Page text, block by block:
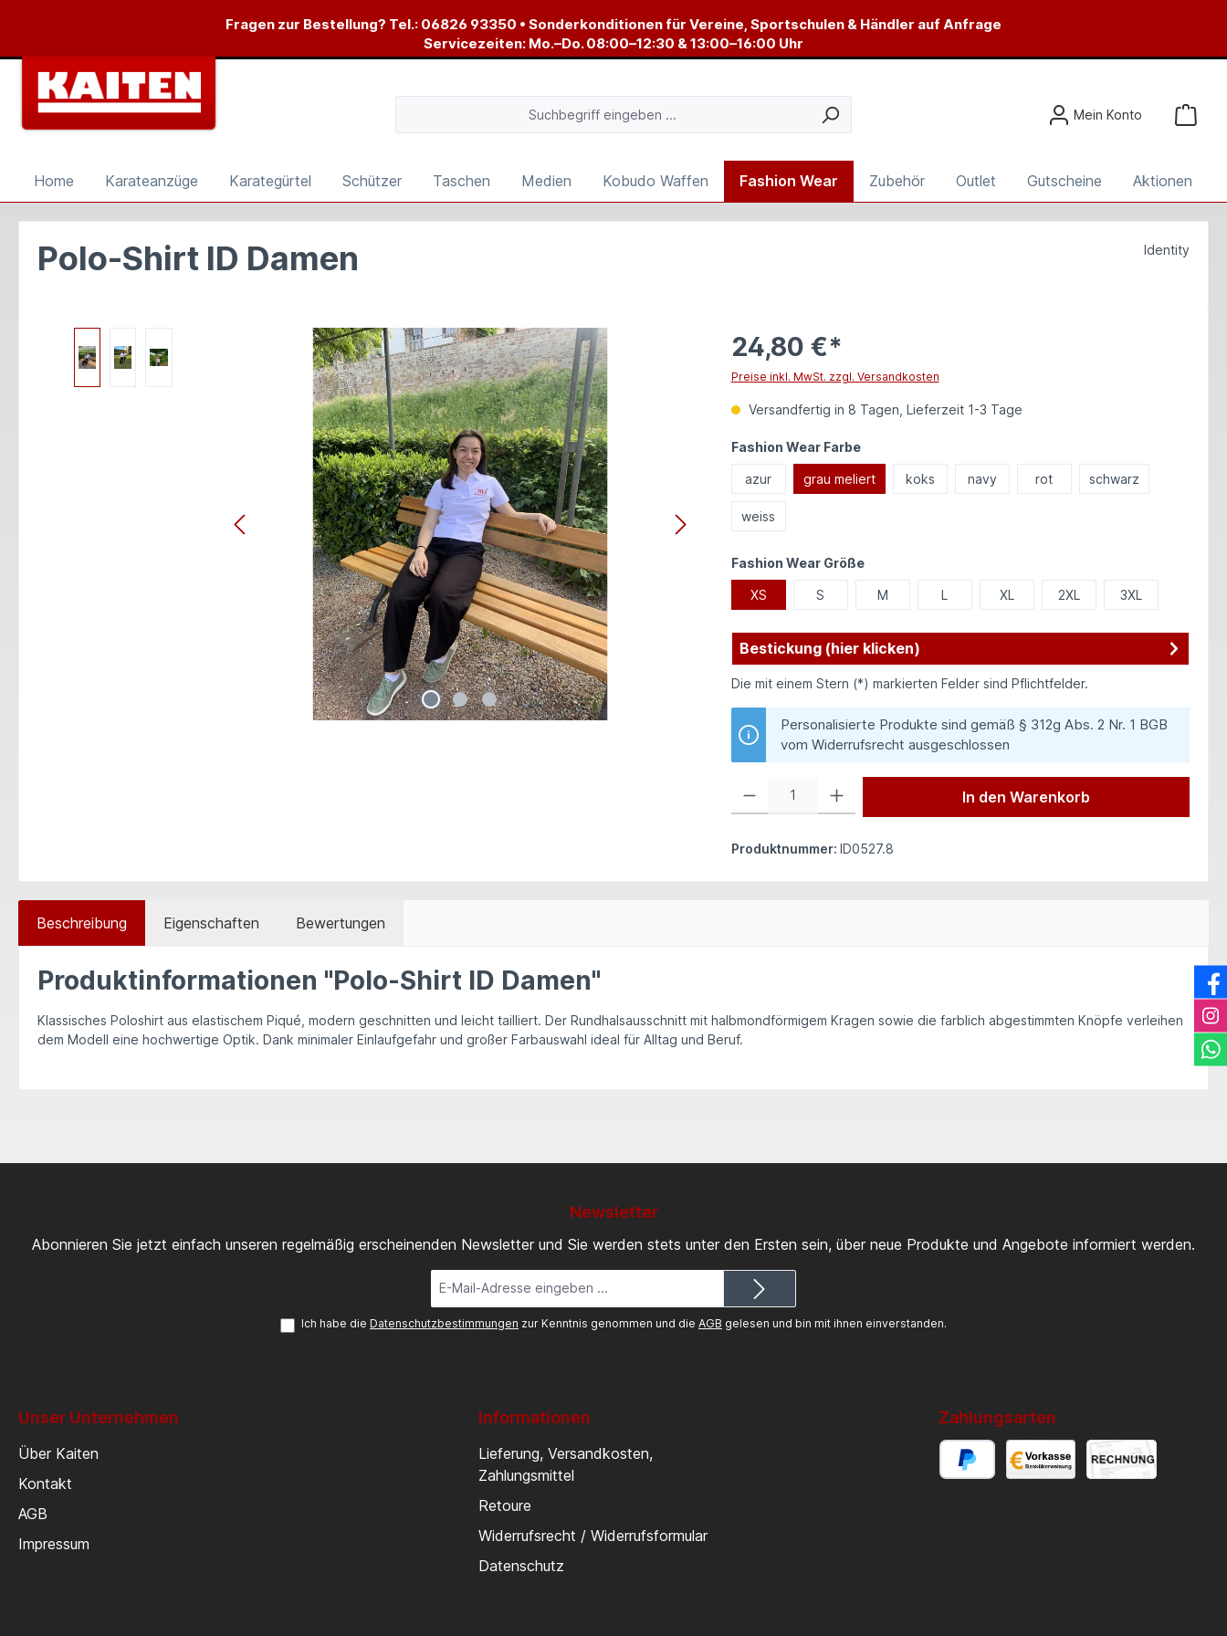
Zur Hauptnavigation springenFragen zur Bestellung? Tel.: 06826 93350 • Sonderkonditionen für Vereine, Sportschulen & Händler auf Anfrage
Servicezeiten: Mo.–Do. 08:00–12:30 & 13:00–16:00 Uhr
Mein Konto
Home Karateanzüge Karategürtel Schützer Taschen Medien Kobudo Waffen Fashion Wear Zubehör Outlet Gutscheine Aktionen
Polo-Shirt ID Damen Identity
24,80 €*
Preise inkl. MwSt. zzgl. Versandkosten
Versandfertig in 8 Tagen, Lieferzeit 1-3 Tage
Fashion Wear Farbeauswählen
azur grau meliert koks navy rot schwarz
weiss
Fashion Wear Größeauswählen
XS S M L XL 2XL 3XL
Bestickung (hier klicken)
Die mit einem Stern (*) markierten Felder sind Pflichtfelder.
Personalisierte Produkte sind gemäß § 312g Abs. 2 Nr. 1 BGB
vom Widerrufsrecht ausgeschlossen
In den Warenkorb
Produktnummer: ID0527.8
Beschreibung Eigenschaften Bewertungen
Produktinformationen "Polo-Shirt ID Damen"
Klassisches Poloshirt aus elastischem Piqué, modern geschnitten und leicht tailliert. Der Rundhalsausschnitt mit halbmondförmigem Kragen sowie die farblich abgestimmten Knöpfe verleihen
dem Modell eine hochwertige Optik. Dank minimaler Einlaufgefahr und großer Farbauswahl ideal für Alltag und Beruf.
Newsletter
Abonnieren Sie jetzt einfach unseren regelmäßig erscheinenden Newsletter und Sie werden stets unter den Ersten sein, über neue Produkte und Angebote informiert werden.
Mail-
Adresse*
Ich habe die Datenschutzbestimmungen zur Kenntnis genommen und die AGB gelesen und bin mit ihnen einverstanden.
Unser Unternehmen
Über Kaiten
Kontakt
AGB
Impressum
Informationen
Lieferung, Versandkosten,
Zahlungsmittel
Retoure
Widerrufsrecht / Widerrufsformular
Datenschutz
Zahlungsarten